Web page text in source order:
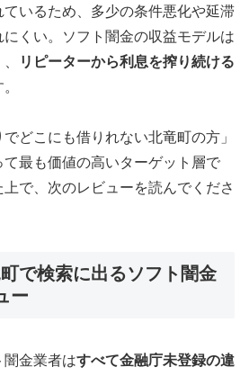
いるため、多少の条件悪化や延滞
くい。ソフト闇金の収益モデルは
リピーターから利息を搾り続ける
でどこにも借りれない北竜町の方」
最も価値の高いターゲット層で
で、次のレビューを読んでくださ
町で検索に出るソフト闇金
ー
闇金業者はすべて金融庁未登録の違